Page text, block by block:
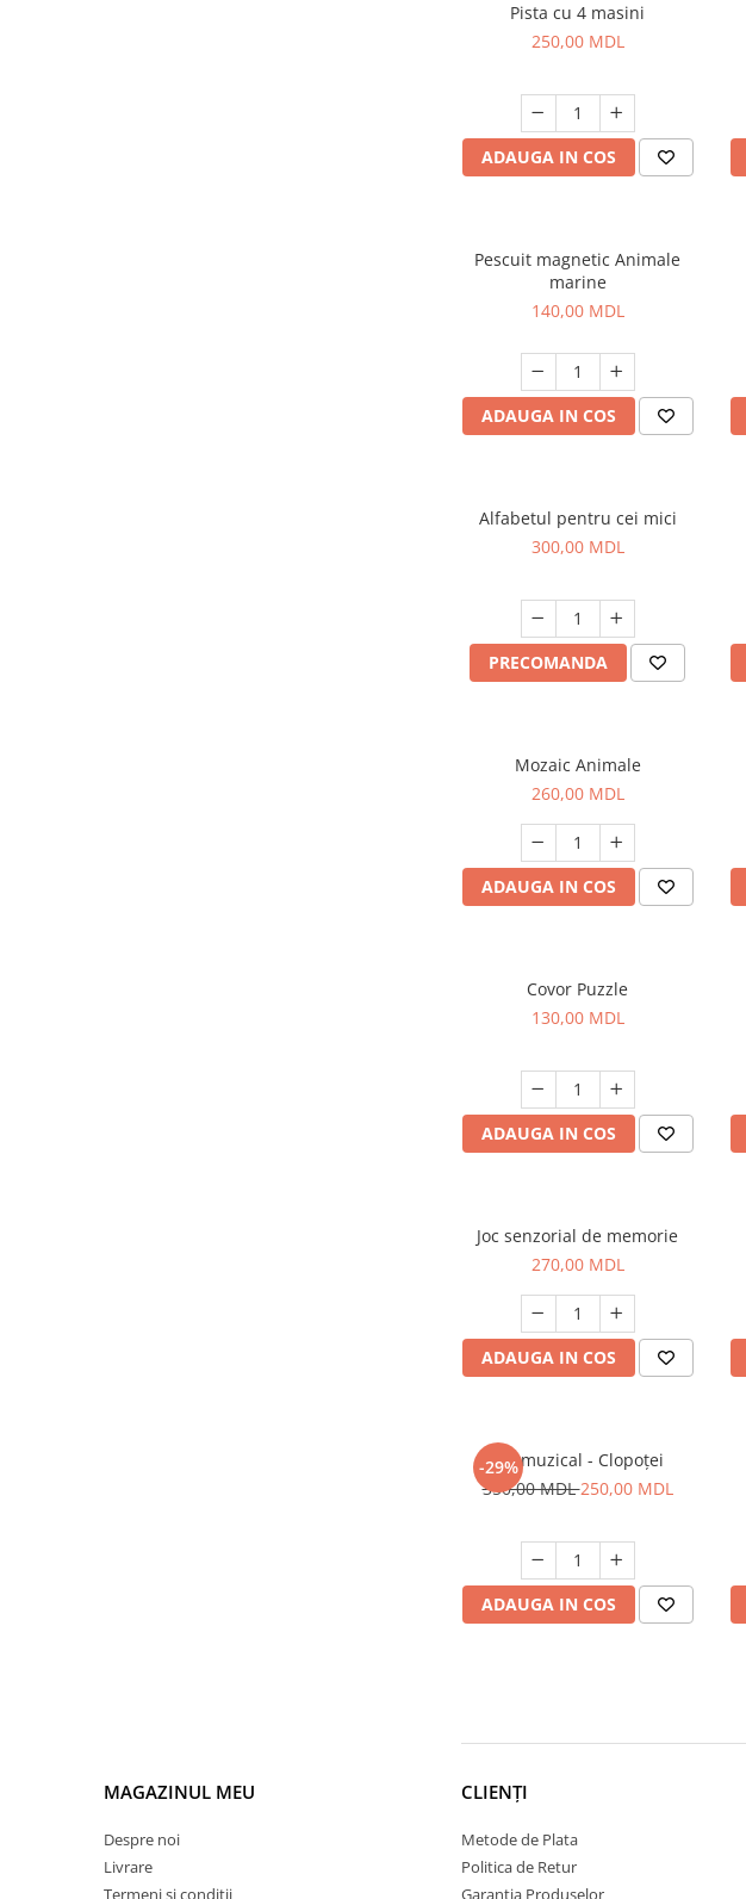
Pista cu 4 masini
250,00 MDL
ADAUGA IN COS
Pescuit magnetic Animale
marine
140,00 MDL
ADAUGA IN COS
Alfabetul pentru cei mici
300,00 MDL
PRECOMANDA
Mozaic Animale
260,00 MDL
ADAUGA IN COS
Covor Puzzle
130,00 MDL
ADAUGA IN COS
Joc senzorial de memorie
270,00 MDL
ADAUGA IN COS
-29%
Set muzical - Clopoței
350,00 MDL250,00 MDL
ADAUGA IN COS
MAGAZINUL MEU
Despre noi
Livrare
Termeni si conditii
CLIENȚI
Metode de Plata
Politica de Retur
Garantia Produselor